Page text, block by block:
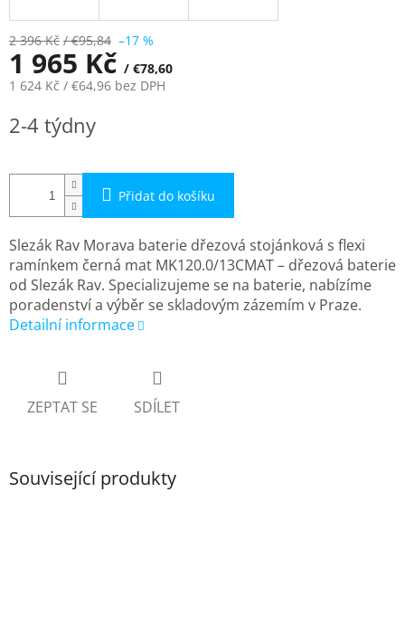
2 396 Kč / €95,84 –17 %
1 965 Kč / €78,60
1 624 Kč / €64,96 bez DPH
cena:
2-4 týdny
Přidat do košíku
Slezák Rav Morava baterie dřezová stojánková s flexi
ramínkem černá mat MK120.0/13CMAT – dřezová baterie
od Slezák Rav. Specializujeme se na baterie, nabízíme
poradenství a výběr se skladovým zázemím v Praze.
Detailní informace
ZEPTAT SE SDÍLET
Související produkty